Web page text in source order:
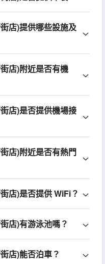
店)提供哪些設施及
店)附近是否有機
店)是否提供機場接
店)附近是否有熱門
店)是否提供 WiFi？
店)有游泳池嗎？
店)能否泊車？